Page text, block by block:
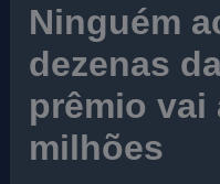
Ninguém
dezenas
prêmio vai
milhões